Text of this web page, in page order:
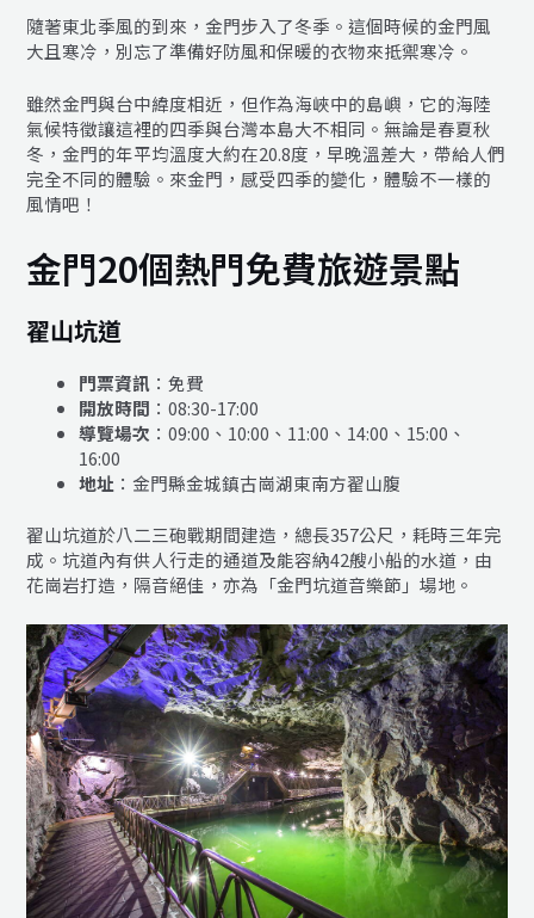
隨著東北季風的到來，金門步入了冬季。這個時候的金門風
大且寒冷，別忘了準備好防風和保暖的衣物來抵禦寒冷。
雖然金門與台中緯度相近，但作為海峽中的島嶼，它的海陸
氣候特徵讓這裡的四季與台灣本島大不相同。無論是春夏秋
冬，金門的年平均溫度大約在20.8度，早晚溫差大，帶給人們
完全不同的體驗。來金門，感受四季的變化，體驗不一樣的
風情吧！
金門20個熱門免費旅遊景點
翟山坑道
門票資訊 ：免費
開放時間 ：08:30-17:00
導覽場次 ：09:00、10:00、11:00、14:00、15:00、
16:00
地址 ：金門縣金城鎮古崗湖東南方翟山腹
翟山坑道於八二三砲戰期間建造，總長357公尺，耗時三年完
成。坑道內有供人行走的通道及能容納42艘小船的水道，由
花崗岩打造，隔音絕佳，亦為「金門坑道音樂節」場地。